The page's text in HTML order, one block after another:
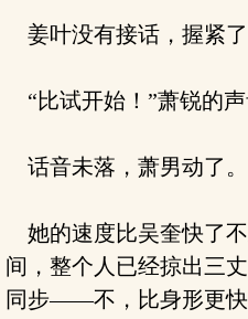
姜叶没有接话，握紧了
“比试开始！”萧锐的声
话音未落，萧男动了。
她的速度比吴奎快了
间，整个人已经掠出三
同步——不，比身形更